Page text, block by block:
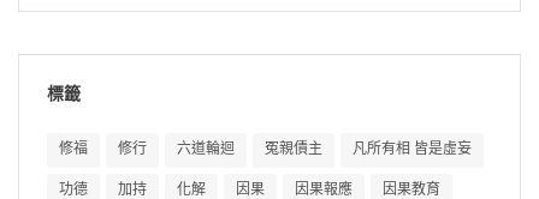
標籤
修福 修行 六道輪迴 冤親債主 凡所有相 皆是虛妄
功德 加持 化解 因果 因果報應 因果教育